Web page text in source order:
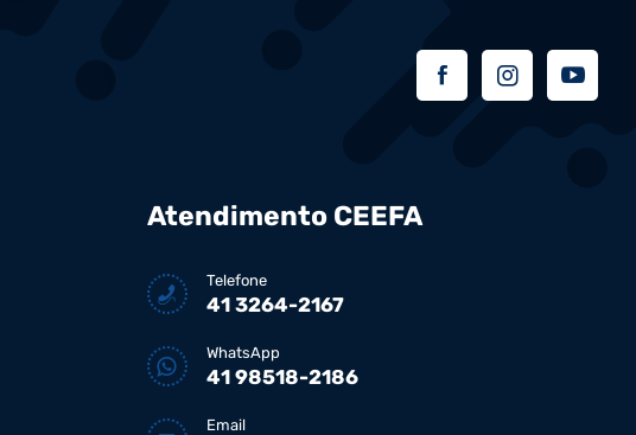
Atendimento CEEFA
Telefone
41 3264-2167
WhatsApp
41 98518-2186
Email